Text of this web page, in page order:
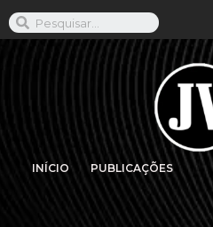
INÍCIO PUBLICAÇÕES